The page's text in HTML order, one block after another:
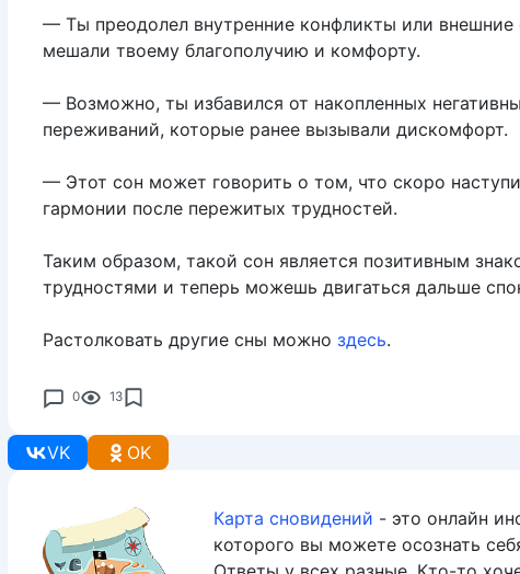
— Ты преодолел внутренние конфликты или
мешали твоему благополучию и комфорту.
— Возможно, ты избавился от накопленных
переживаний, которые ранее вызывали дискомфорт.
— Этот сон может говорить о том, что скоро
гармонии после пережитых трудностей.
Таким образом, такой сон является позитивным
трудностями и теперь можешь двигаться дальше
Растолковать другие сны можно здесь.
0 13
VK OK
Карта сновидений - это онлайн
которого вы можете осознать